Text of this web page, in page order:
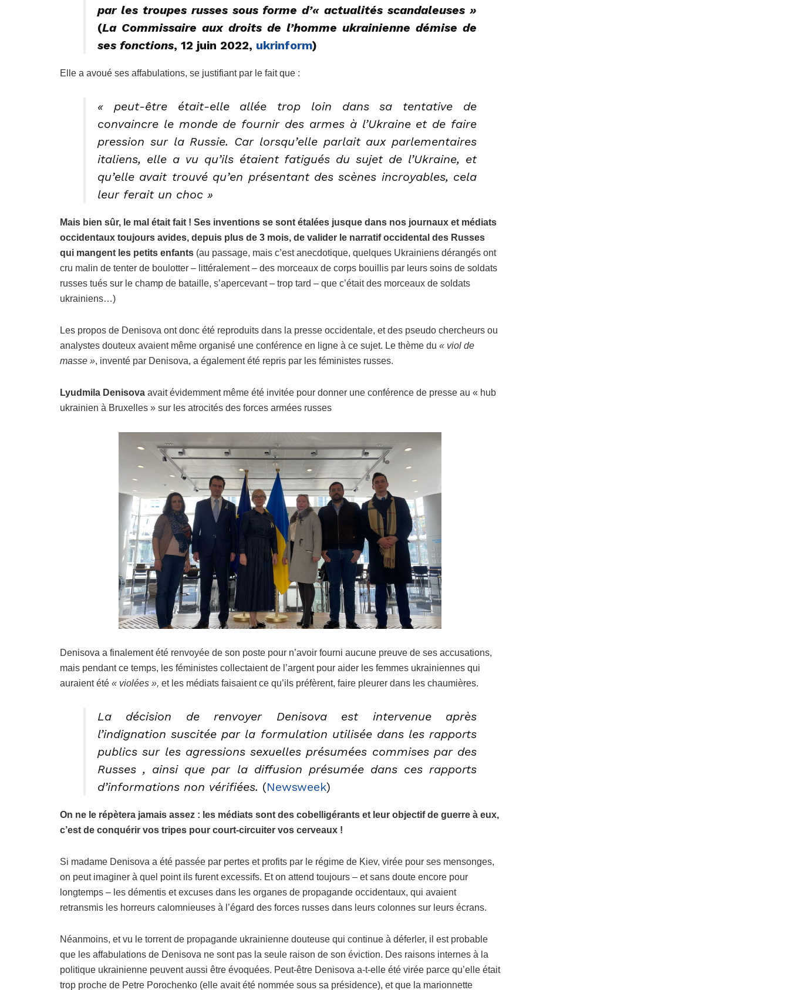
par les troupes russes sous forme d’« actualités scandaleuses »
(La Commissaire aux droits de l’homme ukrainienne démise de
ses fonctions, 12 juin 2022, ukrinform)
Elle a avoué ses affabulations, se justifiant par le fait que :
« peut-être était-elle allée trop loin dans sa tentative de
convaincre le monde de fournir des armes à l’Ukraine et de faire
pression sur la Russie. Car lorsqu’elle parlait aux parlementaires
italiens, elle a vu qu’ils étaient fatigués du sujet de l’Ukraine, et
qu’elle avait trouvé qu’en présentant des scènes incroyables, cela
leur ferait un choc »
Mais bien sûr, le mal était fait ! Ses inventions se sont étalées jusque dans nos journaux et médiats
occidentaux toujours avides, depuis plus de 3 mois, de valider le narratif occidental des Russes
qui mangent les petits enfants (au passage, mais c’est anecdotique, quelques Ukrainiens dérangés ont
cru malin de tenter de boulotter – littéralement – des morceaux de corps bouillis par leurs soins de soldats
russes tués sur le champ de bataille, s’apercevant – trop tard – que c’était des morceaux de soldats
ukrainiens…)
Les propos de Denisova ont donc été reproduits dans la presse occidentale, et des pseudo chercheurs ou
analystes douteux avaient même organisé une conférence en ligne à ce sujet. Le thème du « viol de
masse », inventé par Denisova, a également été repris par les féministes russes.
Lyudmila Denisova avait évidemment même été invitée pour donner une conférence de presse au « hub
ukrainien à Bruxelles » sur les atrocités des forces armées russes
Denisova a finalement été renvoyée de son poste pour n’avoir fourni aucune preuve de ses accusations,
mais pendant ce temps, les féministes collectaient de l’argent pour aider les femmes ukrainiennes qui
auraient été « violées », et les médiats faisaient ce qu’ils préfèrent, faire pleurer dans les chaumières.
La décision de renvoyer Denisova est intervenue après
l’indignation suscitée par la formulation utilisée dans les rapports
publics sur les agressions sexuelles présumées commises par des
Russes , ainsi que par la diffusion présumée dans ces rapports
d’informations non vérifiées. (Newsweek)
On ne le répètera jamais assez : les médiats sont des cobelligérants et leur objectif de guerre à eux,
c’est de conquérir vos tripes pour court-circuiter vos cerveaux !
Si madame Denisova a été passée par pertes et profits par le régime de Kiev, virée pour ses mensonges,
on peut imaginer à quel point ils furent excessifs. Et on attend toujours – et sans doute encore pour
longtemps – les démentis et excuses dans les organes de propagande occidentaux, qui avaient
retransmis les horreurs calomnieuses à l’égard des forces russes dans leurs colonnes sur leurs écrans.
Néanmoins, et vu le torrent de propagande ukrainienne douteuse qui continue à déferler, il est probable
que les affabulations de Denisova ne sont pas la seule raison de son éviction. Des raisons internes à la
politique ukrainienne peuvent aussi être évoquées. Peut-être Denisova a-t-elle été virée parce qu’elle était
trop proche de Petre Porochenko (elle avait été nommée sous sa présidence), et que la marionnette